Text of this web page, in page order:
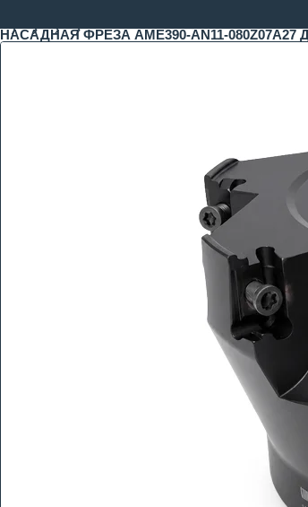
НАСАДНАЯ ФРЕЗА AME390-AN11-